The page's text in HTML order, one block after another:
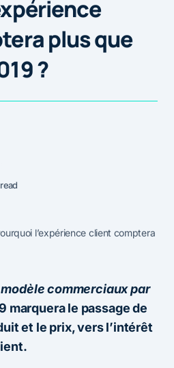
plus que
?
l’expérience client comptera
commerciaux par
marquera le passage de
et le prix, vers l’intérêt